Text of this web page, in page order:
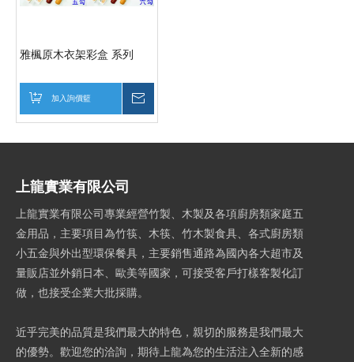
雅楓原木衣架彩盒 系列
加入詢價籃
上龍實業有限公司
上龍實業有限公司專業經營竹製、木製及各項廚房類家庭五
金用品，主要項目為竹筷、木筷、竹木製食具、各式廚房類
小五金與外出型環保餐具，主要銷售通路為國內各大超市及
量販店並外銷日本、歐美等國家，可接受客戶打樣客製化訂
做，也接受企業大批採購。
近乎完美的品質是我們最大的特色，親切的服務是我們最大
的優勢。歡迎您的洽詢，期待上龍為您的生活注入全新的感